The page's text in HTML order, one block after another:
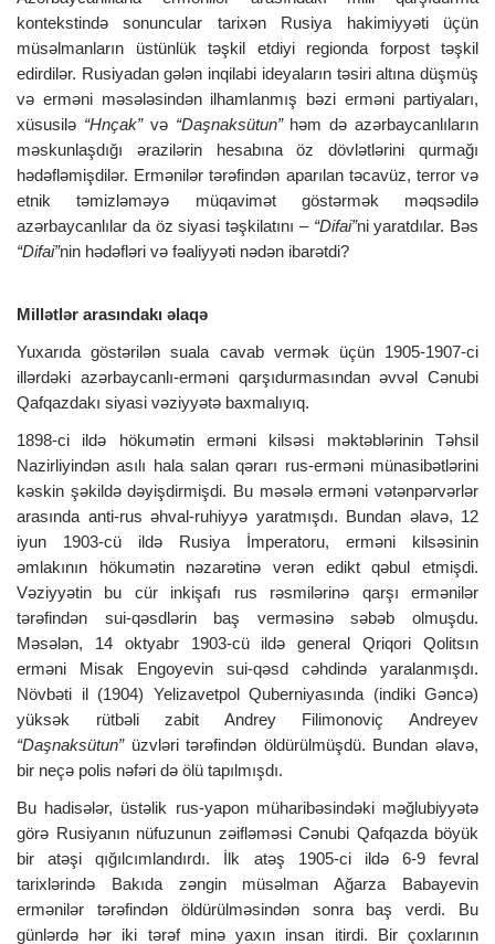
kontekstində sonuncular tarixən Rusiya hakimiyyəti üçün
müsəlmanların üstünlük təşkil etdiyi regionda forpost təşkil
edirdilər. Rusiyadan gələn inqilabi ideyaların təsiri altına düşmüş
və erməni məsələsindən ilhamlanmış bəzi erməni partiyaları,
xüsusilə “Hnçak”və “Daşnaksütun”həm də azərbaycanlıların
məskunlaşdığı ərazilərin hesabına öz dövlətlərini qurmağı
hədəfləmişdilər. Ermənilər tərəfindən aparılan təcavüz, terror və
etnik təmizləməyə müqavimət göstərmək məqsədilə
azərbaycanlılar da öz siyasi təşkilatını – “Difai”ni yaratdılar. Bəs
“Difai”nin hədəfləri və fəaliyyəti nədən ibarətdi?
Millətlər arasındakı əlaqə
Yuxarıda göstərilən suala cavab vermək üçün 1905-1907-ci
illərdəki azərbaycanlı-erməni qarşıdurmasından əvvəl Cənubi
Qafqazdakı siyasi vəziyyətə baxmalıyıq.
1898-ci ildə hökumətin erməni kilsəsi məktəblərinin Təhsil
Nazirliyindən asılı hala salan qərarı rus-erməni münasibətlərini
kəskin şəkildə dəyişdirmişdi. Bu məsələ erməni vətənpərvərlər
arasında anti-rus əhval-ruhiyyə yaratmışdı. Bundan əlavə, 12
iyun 1903-cü ildə Rusiya İmperatoru, erməni kilsəsinin
əmlakının hökumətin nəzarətinə verən edikt qəbul etmişdi.
Vəziyyətin bu cür inkişafı rus rəsmilərinə qarşı ermənilər
tərəfindən sui-qəsdlərin baş verməsinə səbəb olmuşdu.
Məsələn, 14 oktyabr 1903-cü ildə general Qriqori Qolitsın
erməni Misak Engoyevin sui-qəsd cəhdində yaralanmışdı.
Növbəti il (1904) Yelizavetpol Quberniyasında (indiki Gəncə)
yüksək rütbəli zabit Andrey Filimonoviç Andreyev
“Daşnaksütun” üzvləri tərəfindən öldürülmüşdü. Bundan əlavə,
bir neçə polis nəfəri də ölü tapılmışdı.
Bu hadisələr, üstəlik rus-yapon müharibəsindəki məğlubiyyətə
görə Rusiyanın nüfuzunun zəifləməsi Cənubi Qafqazda böyük
bir atəşi qığılcımlandırdı. İlk atəş 1905-ci ildə 6-9 fevral
tarixlərində Bakıda zəngin müsəlman Ağarza Babayevin
ermənilər tərəfindən öldürülməsindən sonra baş verdi. Bu
günlərdə hər iki tərəf minə yaxın insan itirdi. Bir çoxlarının